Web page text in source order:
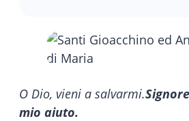
O Dio, vieni a salvarmi.
mio aiuto.